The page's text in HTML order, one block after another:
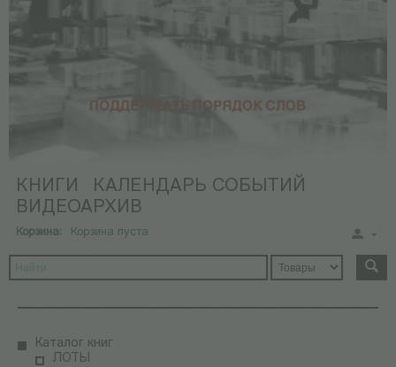
КНИГИ
КАЛЕНДАРЬ СОБЫТИЙ
ВИДЕОАРХИВ
Корзина: Корзина пуста
Каталог книг
ЛОТЫ